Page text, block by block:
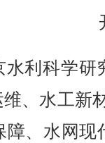
利科学
、水工新
、水网